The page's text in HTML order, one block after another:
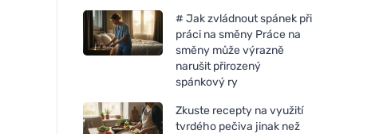
# Jak zvládnout spánek při
práci na směny Práce na
směny může výrazně
narušit přirozený
spánkový ry
Zkuste recepty na využití
tvrdého pečiva jinak než